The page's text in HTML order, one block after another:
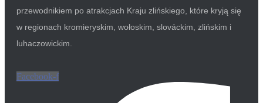
przewodnikiem po atrakcjach Kraju zlińskiego, które kryją się
w regionach kromieryskim, wołoskim, slováckim, zlińskim i
luhaczowickim.
Facebook-f